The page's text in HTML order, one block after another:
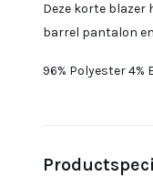
Deze korte blazer
barrel pantalon
96% Polyester 4%